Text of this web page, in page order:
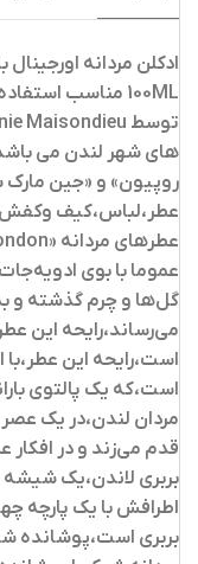
100ML مناسب
عطر،لباس،کیف وکفش
عموما با بوی
گل‌ها و چرم گذشته و
می‌رساند،رایحه این
است،رایحه این
است،که یک پالتوی
مردان لندن،در یک عصر
قدم می‌زند و در
بربری لاندن،یک
اطرافش با یک پارچه
بربری است،پوشانده